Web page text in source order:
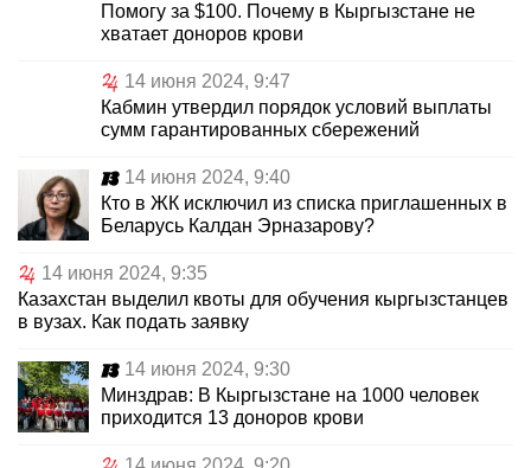
Помогу за $100. Почему в Кыргызстане не
хватает доноров крови
14 июня 2024, 9:47
Кабмин утвердил порядок условий выплаты
сумм гарантированных сбережений
14 июня 2024, 9:40
Кто в ЖК исключил из списка приглашенных в
Беларусь Калдан Эрназарову?
14 июня 2024, 9:35
Казахстан выделил квоты для обучения кыргызстанцев
в вузах. Как подать заявку
14 июня 2024, 9:30
Минздрав: В Кыргызстане на 1000 человек
приходится 13 доноров крови